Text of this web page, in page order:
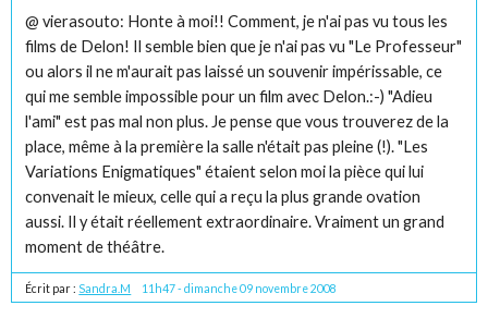
@ vierasouto: Honte à moi!! Comment, je n'ai pas vu tous les
films de Delon! Il semble bien que je n'ai pas vu "Le Professeur"
ou alors il ne m'aurait pas laissé un souvenir impérissable, ce
qui me semble impossible pour un film avec Delon.:-) "Adieu
l'ami" est pas mal non plus. Je pense que vous trouverez de la
place, même à la première la salle n'était pas pleine (!). "Les
Variations Enigmatiques" étaient selon moi la pièce qui lui
convenait le mieux, celle qui a reçu la plus grande ovation
aussi. Il y était réellement extraordinaire. Vraiment un grand
moment de théâtre.
Écrit par : Sandra.M 11h47-dimanche 09 novembre 2008